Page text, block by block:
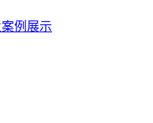
例展示